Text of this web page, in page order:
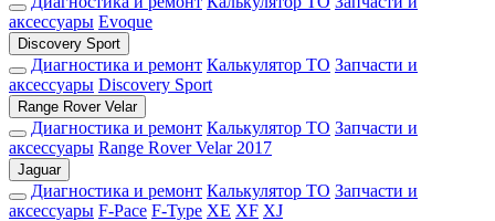
аксессуары Evoque
Discovery Sport
Диагностика и ремонт Калькулятор ТО Запчасти и
аксессуары Discovery Sport
Range Rover Velar
Диагностика и ремонт Калькулятор ТО Запчасти и
аксессуары Range Rover Velar 2017
Jaguar
Диагностика и ремонт Калькулятор ТО Запчасти и
аксессуары F-Pace F-Type XE XF XJ